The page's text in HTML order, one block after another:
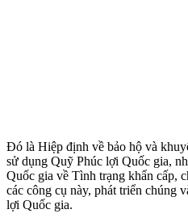
Đó là Hiệp định về bảo hộ và
sử dụng Quỹ Phúc lợi Quốc gia,
Quốc gia về Tình trạng khẩn cấp,
các công cụ này, phát triển chúng
lợi Quốc gia.